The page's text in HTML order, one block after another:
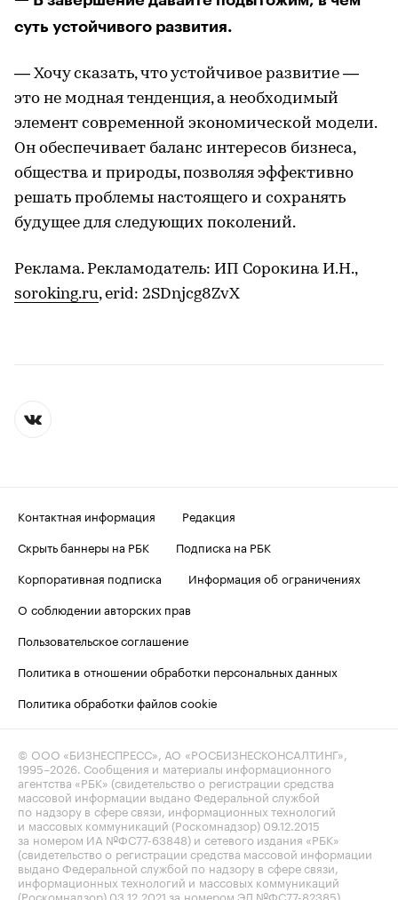
суть устойчивого развития.
— Хочу сказать, что устойчивое развитие —
это не модная тенденция, а необходимый
элемент современной экономической модели.
Он обеспечивает баланс интересов бизнеса,
общества и природы, позволяя эффективно
решать проблемы настоящего и сохранять
будущее для следующих поколений.
Реклама. Рекламодатель: ИП Сорокина И.Н.,
soroking.ru, erid: 2SDnjcg8ZvX
Контактная информация
Редакция
Скрыть баннеры на РБК
Подписка на РБК
Корпоративная подписка
Информация об ограничениях
О соблюдении авторских прав
Пользовательское соглашение
Политика в отношении обработки персональных данных
Политика обработки файлов cookie
© ООО «БИЗНЕСПРЕСС», АО «РОСБИЗНЕСКОНСАЛТИНГ»,
1995–2026 . Сообщения и материалы информационного
агентства «РБК» (свидетельство о регистрации средства
массовой информации выдано Федеральной службой
по надзору в сфере связи, информационных технологий
и массовых коммуникаций (Роскомнадзор) 09.12.2015
за номером ИА №ФС77-63848) и сетевого издания «РБК»
(свидетельство о регистрации средства массовой информации
выдано Федеральной службой по надзору в сфере связи,
информационных технологий и массовых коммуникаций
(Роскомнадзор) 03.12.2021 за номером ЭЛ №ФС77-82385)